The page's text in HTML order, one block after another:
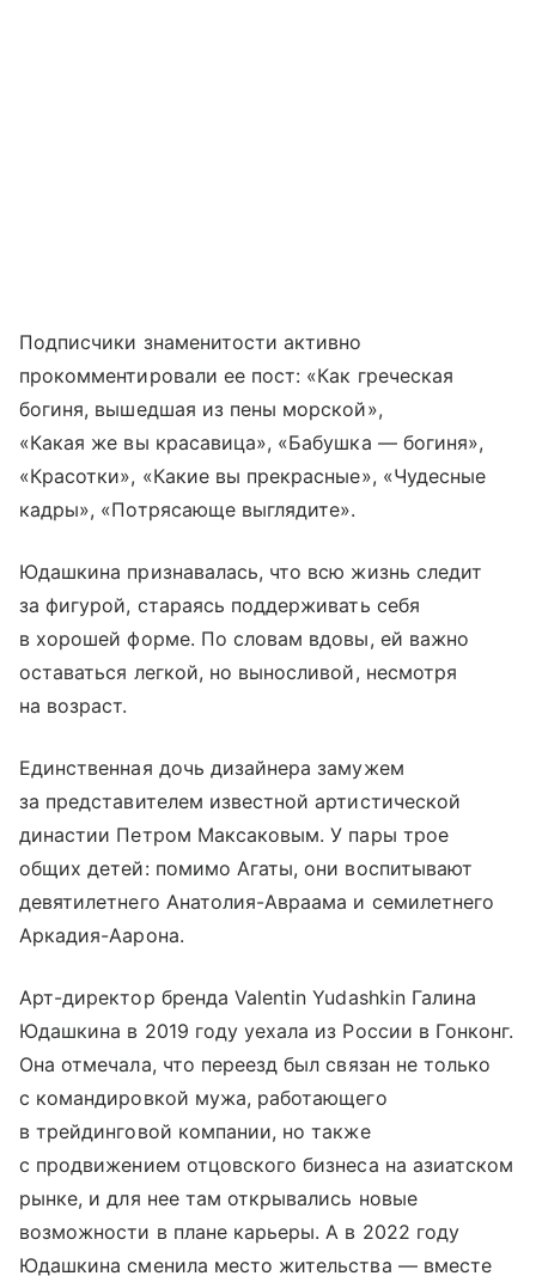
Подписчики знаменитости активно
прокомментировали ее пост: «Как греческая
богиня, вышедшая из пены морской»,
«Какая же вы красавица», «Бабушка — богиня»,
«Красотки», «Какие вы прекрасные», «Чудесные
кадры», «Потрясающе выглядите».
Юдашкина признавалась, что всю жизнь следит
за фигурой, стараясь поддерживать себя
в хорошей форме. По словам вдовы, ей важно
оставаться легкой, но выносливой, несмотря
на возраст.
Единственная дочь дизайнера замужем
за представителем известной артистической
династии Петром Максаковым. У пары трое
общих детей: помимо Агаты, они воспитывают
девятилетнего Анатолия-Авраама и семилетнего
Аркадия-Аарона.
Арт-директор бренда Valentin Yudashkin Галина
Юдашкина в 2019 году уехала из России в Гонконг.
Она отмечала, что переезд был связан не только
с командировкой мужа, работающего
в трейдинговой компании, но также
с продвижением отцовского бизнеса на азиатском
рынке, и для нее там открывались новые
возможности в плане карьеры. А в 2022 году
Юдашкина сменила место жительства — вместе